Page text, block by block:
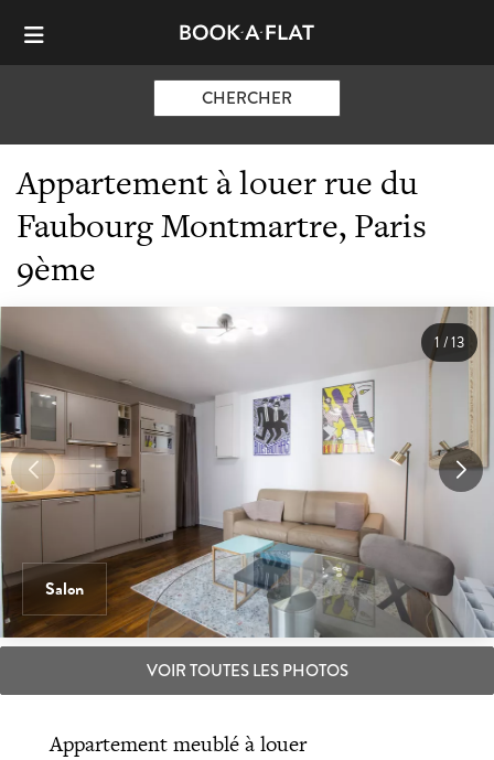
CHERCHER
Appartement à louer rue du
Faubourg Montmartre, Paris
9ème
Salon
1/13
VOIR TOUTES LES PHOTOS
Appartement meublé à louer